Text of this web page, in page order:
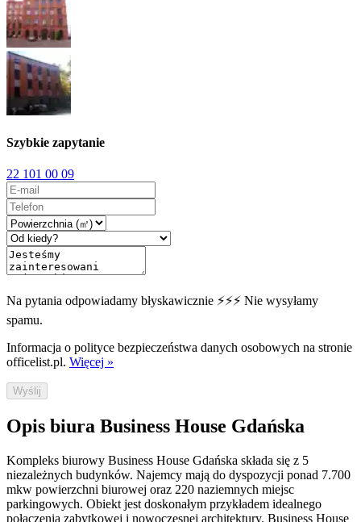
Szybkie zapytanie
22 101 00 09
Na pytania odpowiadamy błyskawicznie ⚡⚡⚡ Nie wysyłamy
spamu.
Informacja o polityce bezpieczeństwa danych osobowych na stronie
officelist.pl. Więcej »
Wyślij
Opis biura Business House Gdańska
Kompleks biurowy Business House Gdańska składa się z 5
niezależnych budynków. Najemcy mają do dyspozycji ponad 7.700
mkw powierzchni biurowej oraz 220 naziemnych miejsc
parkingowych. Obiekt jest doskonałym przykładem idealnego
połączenia zabytkowej i nowoczesnej architektury. Business House